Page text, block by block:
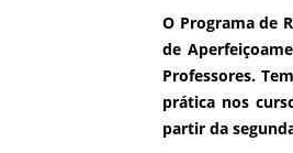
O Programa de
de
Professores.
prática nos
partir da